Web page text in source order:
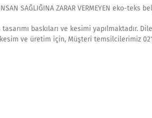
SAĞLIĞINA ZARAR VERMEYEN eko-teks
baskıları ve kesimi yapılmaktadır.
ve üretim için, Müşteri temsilcilerimiz